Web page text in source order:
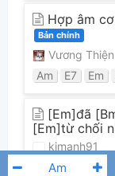
Hợp âm
Bản chính
Vương Thiện
Am E7 Em
[Em]đã
[Em]từ chối
kimanh91
Em Bm7 Am